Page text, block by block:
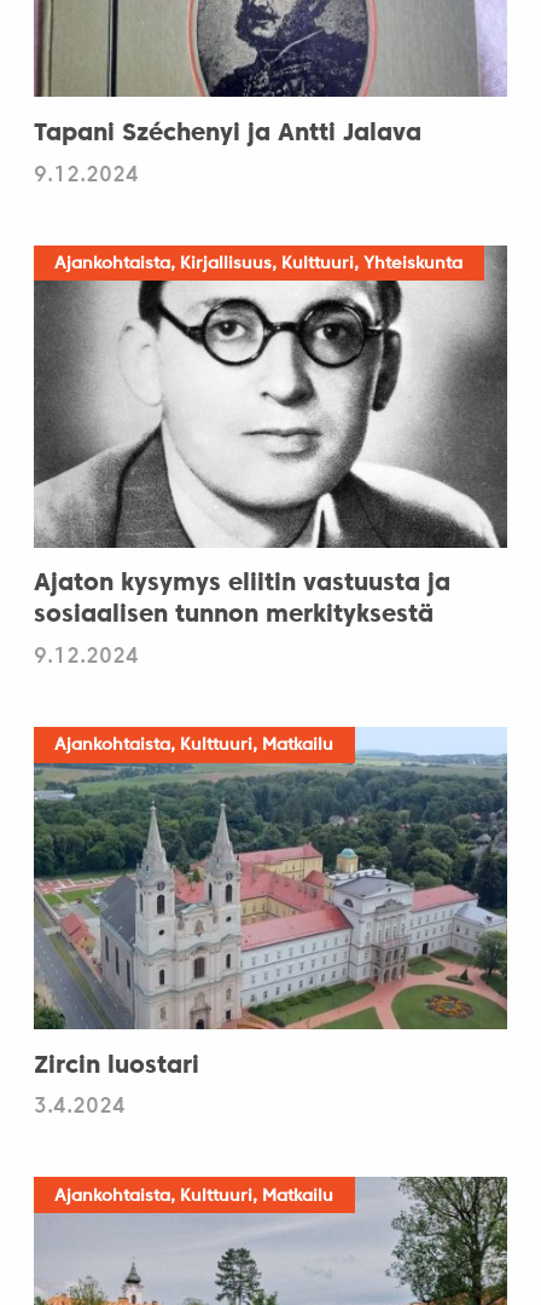
Tapani Széchenyi ja Antti Jalava
9.12.2024
Ajankohtaista, Kirjallisuus, Kulttuuri, Yhteiskunta
Ajaton kysymys eliitin vastuusta ja
sosiaalisen tunnon merkityksestä
9.12.2024
Ajankohtaista, Kulttuuri, Matkailu
Zircin luostari
3.4.2024
Ajankohtaista, Kulttuuri, Matkailu